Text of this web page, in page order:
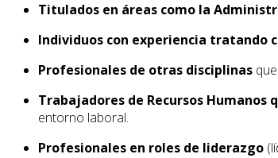
Titulados en áreas como la
Individuos con experiencia tratando
Profesionales de otras disciplinas
Trabajadores de Recursos
entorno laboral.
Profesionales en roles de liderazgo